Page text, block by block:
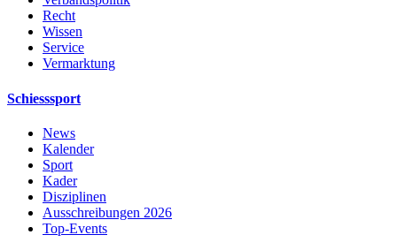
Recht
Wissen
Service
Vermarktung
Schiesssport
News
Kalender
Sport
Kader
Disziplinen
Ausschreibungen 2026
Top-Events